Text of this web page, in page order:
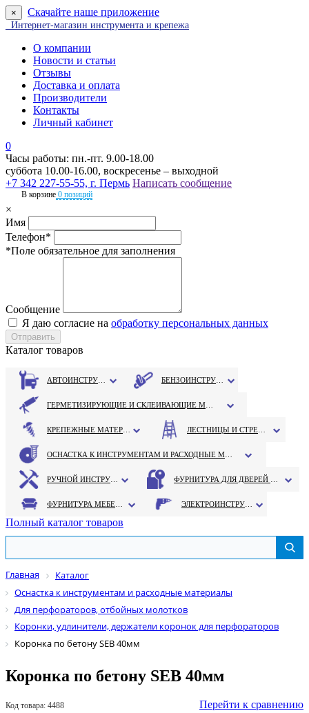
× Скачайте наше приложение
Интернет-магазин инструмента и крепежа
О компании
Новости и статьи
Отзывы
Доставка и оплата
Производители
Контакты
Личный кабинет
0
Часы работы: пн.-пт. 9.00-18.00
суббота 10.00-16.00, воскресенье – выходной
+7 342 227-55-55, г. Пермь Написать сообщение
В корзине 0 позиций
×
Имя
Телефон*
*Поле обязательное для заполнения
Сообщение
Я даю согласие на обработку персональных данных
Каталог товаров
Полный каталог товаров
Главная
Каталог
Оснастка к инструментам и расходные материалы
Для перфораторов, отбойных молотков
Коронки, удлинители, держатели коронок для перфораторов
Коронка по бетону SEB 40мм
Коронка по бетону SEB 40мм
Код товара: 4488 Перейти к сравнению